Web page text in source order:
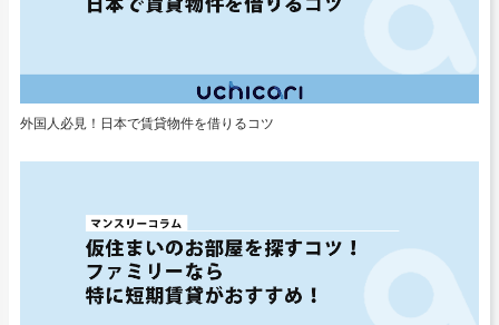
外国人必見！日本で賃貸物件を借りるコツ